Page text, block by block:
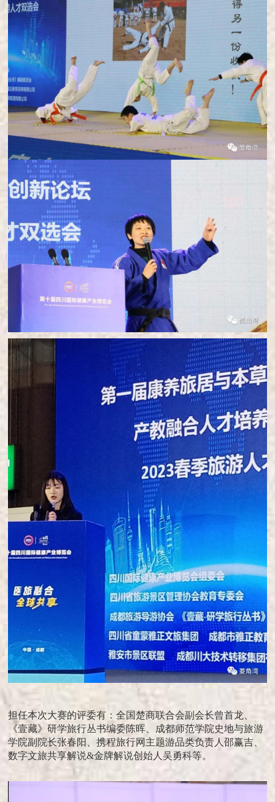
担任本次大赛的评委有：全国楚商联合会副会长曾首龙、
《壹藏》研学旅行丛书编委陈晖、成都师范学院史地与旅游
学院副院长张春阳、携程旅行网主题游品类负责人邵赢吉、
数字文旅共享解说&金牌解说创始人吴勇科等。